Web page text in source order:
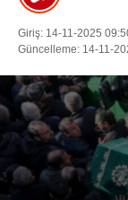
EKONOMİ
SPOR
VEFAT
Giriş: 14-11-2025
Güncelleme: 14-11-